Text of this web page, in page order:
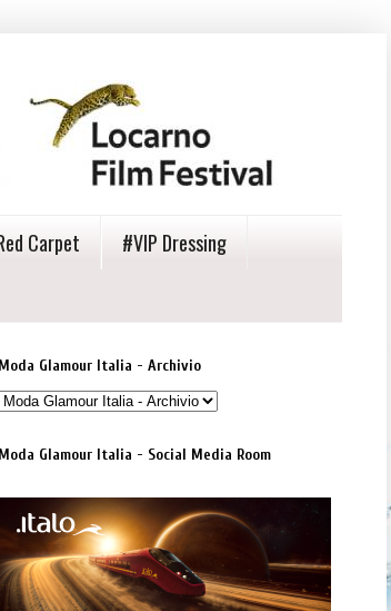
Carpet
#VIP Dressing
Moda Glamour Italia - Archivio
Moda Glamour Italia - Social Media Room